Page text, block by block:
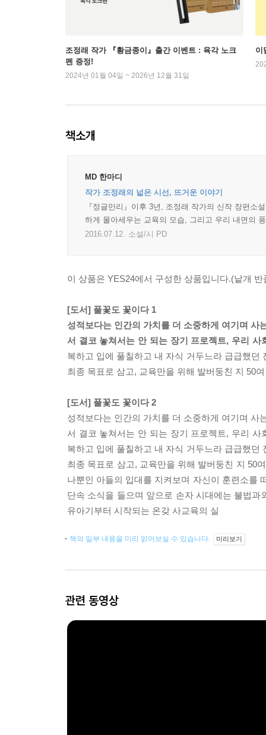
조정래 작가 『황금종이』출간 이벤트 : 육각 노크
펜 증정!
2024년 01월 04일 ~ 2026년 12월 31일
이
책소개
MD 한마디
작가 조정래의 넓은 시선, 뜨거운 이야기
『정글만리』이후 3년, 조정래 작가의 신작 장편
하게 몰아세우는 교육의 모습, 그리고 우리 내면의
2016.07.12. 소설/시 PD
이 상품은 YES24에서 구성한 상품입니다.(낱개 반
[도서] 풀꽃도 꽃이다 1
성적보다는 인간의 가치를 더 소중하게 여기며 사
서 결코 놓쳐서는 안 되는 장기 프로젝트, 우리
복하고 입에 풀칠하고 내 자식 거두느라 급급했던
최종 목표로 삼고, 교육만을 위해 발버둥친 지 50
[도서] 풀꽃도 꽃이다 2
성적보다는 인간의 가치를 더 소중하게 여기며 사
서 결코 놓쳐서는 안 되는 장기 프로젝트, 우리
복하고 입에 풀칠하고 내 자식 거두느라 급급했던
최종 목표로 삼고, 교육만을 위해 발버둥친 지 50
나뿐인 아들의 입대를 지켜보며 자신이 훈련소를
단속 소식을 들으며 앞으로 손자 시대에는 불법
유아기부터 시작되는 온갖 사교육의 실
책의 일부 내용을 미리 읽어보실 수 있습니다. 미리보기
관련 동영상